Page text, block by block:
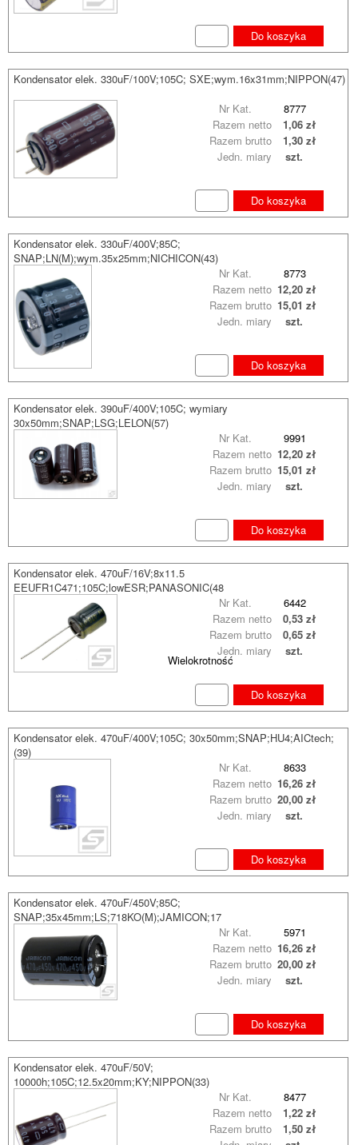
Do koszyka
Kondensator elek. 330uF/100V;105C; SXE;wym.16x31mm;NIPPON(47)
Nr Kat.
8777
Razem brutto 1,30 zł
Razem netto 1,06 zł
Jedn. miary szt.
Do koszyka
Kondensator elek. 330uF/400V;85C;
SNAP;LN(M);wym.35x25mm;NICHICON(43)
Nr Kat.
8773
Razem brutto 15,01 zł
Razem netto 12,20 zł
Jedn. miary szt.
Do koszyka
Kondensator elek. 390uF/400V;105C; wymiary
30x50mm;SNAP;LSG;LELON(57)
Nr Kat.
9991
Razem brutto 15,01 zł
Razem netto 12,20 zł
Jedn. miary szt.
Do koszyka
Kondensator elek. 470uF/16V;8x11.5
EEUFR1C471;105C;lowESR;PANASONIC(48
Wielokrotność
Nr Kat. 6442
Razem brutto 0,65 zł
Razem netto 0,53 zł
Jedn. miary szt.
Do koszyka
Kondensator elek. 470uF/400V;105C; 30x50mm;SNAP;HU4;AICtech;
(39)
Nr Kat.
8633
Razem brutto 20,00 zł
Razem netto 16,26 zł
Jedn. miary szt.
Do koszyka
Kondensator elek. 470uF/450V;85C;
SNAP;35x45mm;LS;718KO(M);JAMICON;17
Nr Kat.
5971
Razem brutto 20,00 zł
Razem netto 16,26 zł
Jedn. miary szt.
Do koszyka
Kondensator elek. 470uF/50V;
10000h;105C;12.5x20mm;KY;NIPPON(33)
Nr Kat.
8477
Razem brutto 1,50 zł
Razem netto 1,22 zł